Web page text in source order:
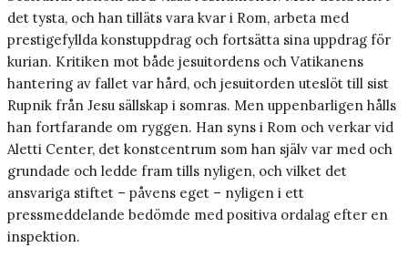
det tysta, och han tilläts vara kvar i Rom, arbeta med
prestigefyllda konstuppdrag och fortsätta sina uppdrag för
kurian. Kritiken mot både jesuitordens och Vatikanens
hantering av fallet var hård, och jesuitorden uteslöt till sist
Rupnik från Jesu sällskap i somras. Men uppenbarligen hålls
han fortfarande om ryggen. Han syns i Rom och verkar vid
Aletti Center, det konstcentrum som han själv var med och
grundade och ledde fram tills nyligen, och vilket det
ansvariga stiftet – påvens eget – nyligen i ett
pressmeddelande bedömde med positiva ordalag efter en
inspektion.